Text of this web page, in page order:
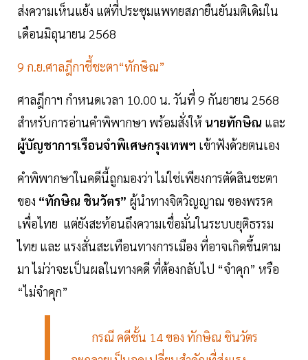
ส่งความเห็นแย้ง แต่ที่ประชุมแพทยสภายืนยันมติเดิมใน
เดือนมิถุนายน 2568
9 ก.ย.ศาลฎีกาชี้ชะตา“ทักษิณ”
ศาลฎีกาฯ กำหนดเวลา 10.00 น. วันที่ 9 กันยายน 2568
สำหรับการอ่านคำพิพากษา พร้อมสั่งให้ นายทักษิณ และ
ผู้บัญชาการเรือนจำพิเศษกรุงเทพฯ เข้าฟังด้วยตนเอง
คำพิพากษาในคดีนี้ถูกมองว่า ไม่ใช่เพียงการตัดสินชะตา
ของ “ทักษิณ ชินวัตร” ผู้นำทางจิตวิญญาณ ของพรรค
เพื่อไทย แต่ยังสะท้อนถึงความเชื่อมั่นในระบบยุติธรรม
ไทย และ แรงสั่นสะเทือนทางการเมือง ที่อาจเกิดขึ้นตาม
มา ไม่ว่าจะเป็นผลในทางคดี ที่ต้องกลับไป “จำคุก” หรือ
“ไม่จำคุก”
กรณี คดีชั้น 14 ของ ทักษิณ ชินวัตร